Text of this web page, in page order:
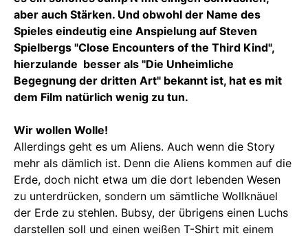
aber auch Stärken. Und obwohl der Name des
Spieles eindeutig eine Anspielung auf Steven
Spielbergs "Close Encounters of the Third Kind",
hierzulande besser als "Die Unheimliche
Begegnung der dritten Art" bekannt ist, hat es mit
dem Film natürlich wenig zu tun.
Wir wollen Wolle!
Allerdings geht es um Aliens. Auch wenn die Story
mehr als dämlich ist. Denn die Aliens kommen auf die
Erde, doch nicht etwa um die dort lebenden Wesen
zu unterdrücken, sondern um sämtliche Wollknäuel
der Erde zu stehlen. Bubsy, der übrigens einen Luchs
darstellen soll und einen weißen T-Shirt mit einem